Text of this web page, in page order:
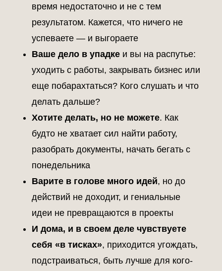
время недостаточно и не с тем
результатом. Кажется, что ничего не
успеваете — и выгораете
Ваше дело в упадке и вы на распутье:
уходить с работы, закрывать бизнес или
еще побарахтаться? Кого слушать и что
делать дальше?
Хотите делать, но не можете. Как
будто не хватает сил найти работу,
разобрать документы, начать бегать с
понедельника
Варите в голове много идей, но до
действий не доходит, и гениальные
идеи не превращаются в проекты
И дома, и в своем деле чувствуете
себя «в тисках», приходится угождать,
подстраиваться, быть лучше для кого-